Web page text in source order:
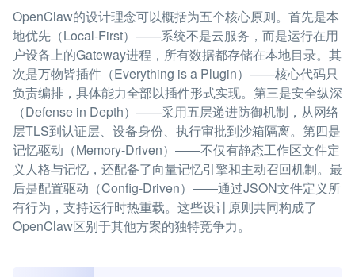
OpenClaw的设计理念可以概括为五个核心原则。首先是本
地优先（Local-First）——系统不是云服务，而是运行在用
户设备上的Gateway进程，所有数据都存储在本地目录。其
次是万物皆插件（Everything is a Plugin）——核心代码只
负责编排，具体能力全部以插件形式实现。第三是安全纵深
（Defense in Depth）——采用五层递进防御机制，从网络
层TLS到认证层、设备身份、执行审批到沙箱隔离。第四是
记忆驱动（Memory-Driven）——不仅有静态工作区文件定
义人格与记忆，还配备了向量记忆引擎和主动召回机制。最
后是配置驱动（Config-Driven）——通过JSON文件定义所
有行为，支持运行时热重载。这些设计原则共同构成了
OpenClaw区别于其他方案的独特竞争力。